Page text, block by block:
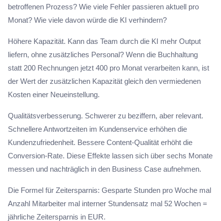
betroffenen Prozess? Wie viele Fehler passieren aktuell pro
Monat? Wie viele davon würde die KI verhindern?
Höhere Kapazität. Kann das Team durch die KI mehr Output
liefern, ohne zusätzliches Personal? Wenn die Buchhaltung
statt 200 Rechnungen jetzt 400 pro Monat verarbeiten kann, ist
der Wert der zusätzlichen Kapazität gleich den vermiedenen
Kosten einer Neueinstellung.
Qualitätsverbesserung. Schwerer zu beziffern, aber relevant.
Schnellere Antwortzeiten im Kundenservice erhöhen die
Kundenzufriedenheit. Bessere Content-Qualität erhöht die
Conversion-Rate. Diese Effekte lassen sich über sechs Monate
messen und nachträglich in den Business Case aufnehmen.
Die Formel für Zeitersparnis: Gesparte Stunden pro Woche mal
Anzahl Mitarbeiter mal interner Stundensatz mal 52 Wochen =
jährliche Zeitersparnis in EUR.